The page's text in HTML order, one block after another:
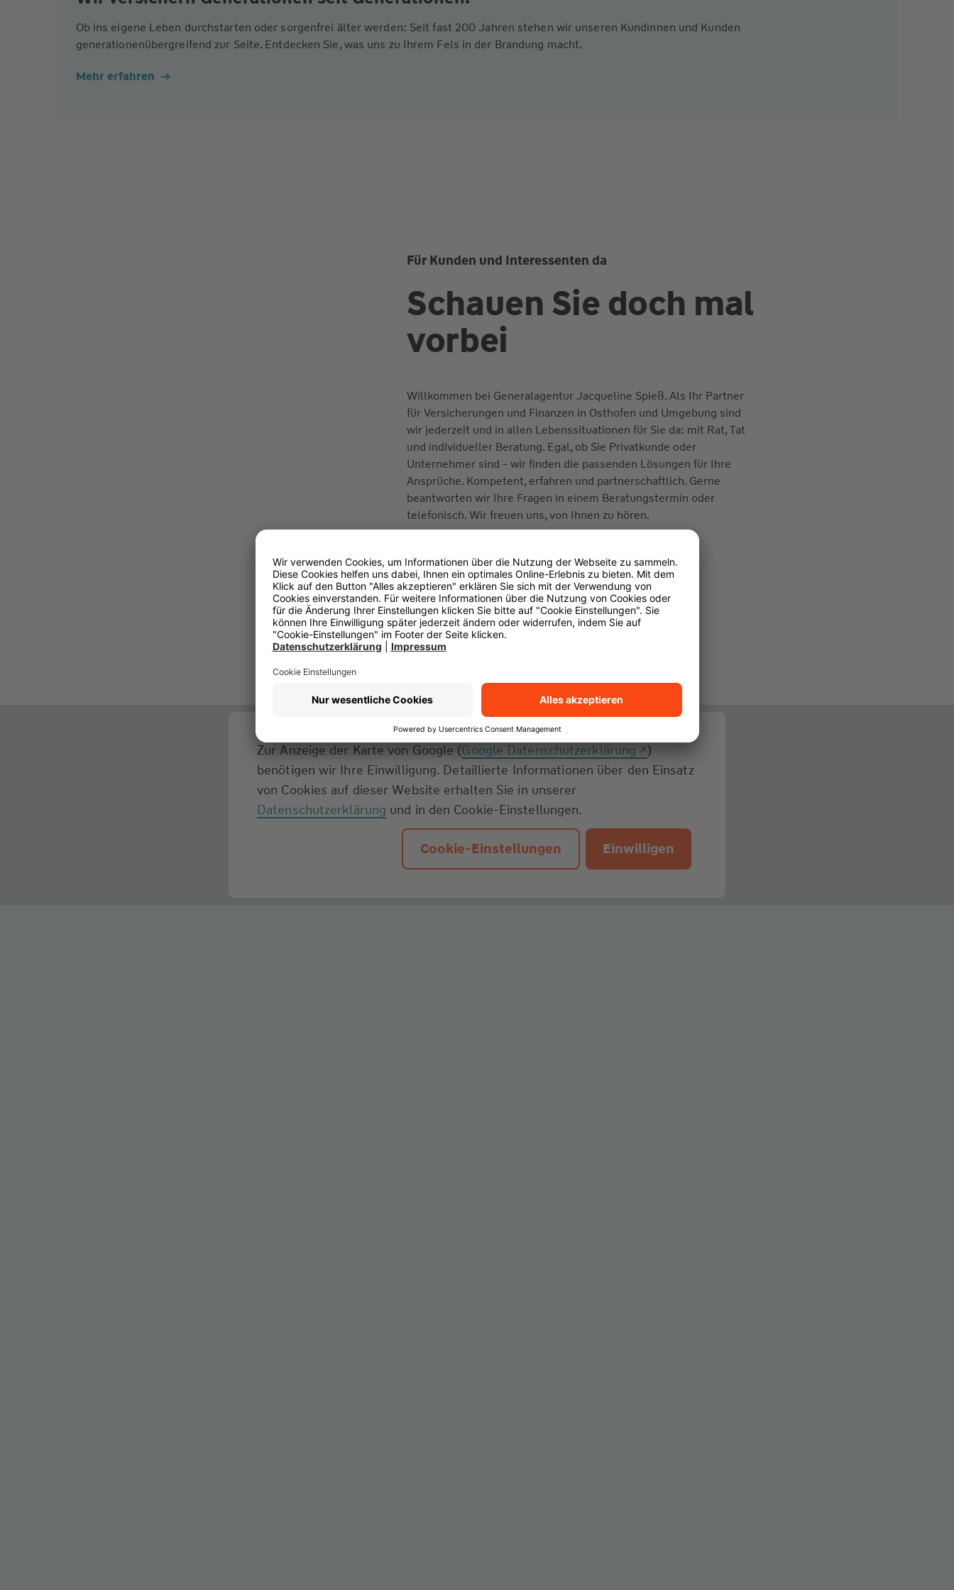
Ob ins eigene Leben durchstarten oder sorgenfrei älter werden: Seit fast 200 Jahren stehen wir unseren Kundinnen und Kunden
generationenübergreifend zur Seite. Entdecken Sie, was uns zu Ihrem Fels in der Brandung macht.
Mehr erfahren
Für Kunden und Interessenten da
Schauen Sie doch mal
vorbei
Willkommen bei Generalagentur Jacqueline Spieß. Als Ihr Partner
für Versicherungen und Finanzen in Osthofen und Umgebung sind
wir jederzeit und in allen Lebenssituationen für Sie da: mit Rat, Tat
und individueller Beratung. Egal, ob Sie Privatkunde oder
Unternehmer sind - wir finden die passenden Lösungen für Ihre
Ansprüche. Kompetent, erfahren und partnerschaftlich. Gerne
beantworten wir Ihre Fragen in einem Beratungstermin oder
telefonisch. Wir freuen uns, von Ihnen zu hören.
(PDF 93 kB)
Zur Anzeige der Karte von Google (Google Datenschutzerklärung
)
benötigen wir Ihre Einwilligung. Detaillierte Informationen über den Einsatz
von Cookies auf dieser Website erhalten Sie in unserer
Datenschutzerklärung und in den Cookie-Einstellungen.
Cookie-Einstellungen Einwilligen